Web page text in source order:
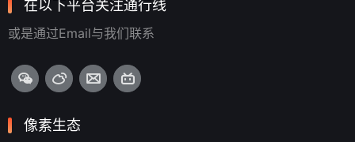
在以下平台关注通行线
或是通过Email与我们联系
像素生态